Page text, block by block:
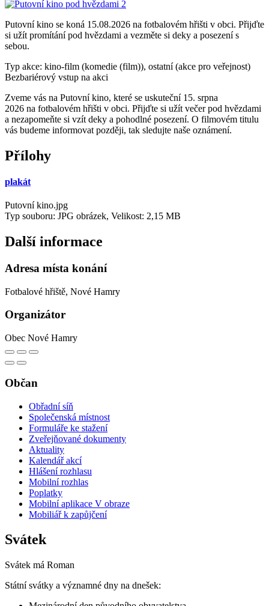
Putovní kino se koná 15.08.2026 na fotbalovém hřišti v obci. Přijďte
si užít promítání pod hvězdami a vezměte si deky a posezení s
sebou.
Typ akce: kino-film (komedie (film)), ostatní (akce pro veřejnost)
Bezbariérový vstup na akci
Zveme vás na Putovní kino, které se uskuteční 15. srpna
2026 na fotbalovém hřišti v obci. Přijďte si užít večer pod hvězdami
a nezapomeňte si vzít deky a pohodlné posezení. O filmovém titulu
vás budeme informovat později, tak sledujte naše oznámení.
Přílohy
plakát
Putovní kino.jpg
Typ souboru: JPG obrázek, Velikost: 2,15 MB
Další informace
Adresa místa konání
Fotbalové hřiště, Nové Hamry
Organizátor
Obec Nové Hamry
Občan
Obřadní síň
Společenská místnost
Formuláře ke stažení
Zveřejňované dokumenty
Aktuality
Kalendář akcí
Hlášení rozhlasu
Mobilní rozhlas
Poplatky
Mobilní aplikace V obraze
Mobiliář k zapůjčení
Svátek
Svátek má Roman
Státní svátky a významné dny na dnešek: